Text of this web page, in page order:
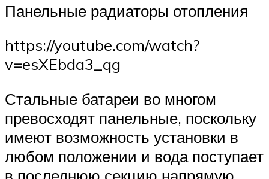
Панельные радиаторы отопления
https://youtube.com/watch?
v=esXEbda3_qg
Стальные батареи во многом
превосходят панельные, поскольку
имеют возможность установки в
любом положении и вода поступает